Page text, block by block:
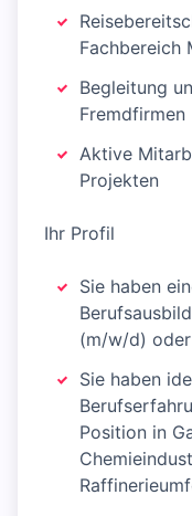
Fachbereich
Begleitung
Fremdfirmen
Aktive
Projekten
Ihr Profil
Sie haben
(m/w/d)
Sie haben
Position in